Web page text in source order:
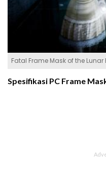
Fatal Frame Mask of the Lunar
Spesifikasi PC Frame